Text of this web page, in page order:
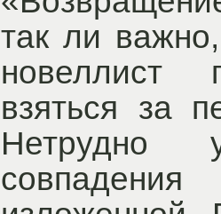
так ли
взяться за
Нетрудно